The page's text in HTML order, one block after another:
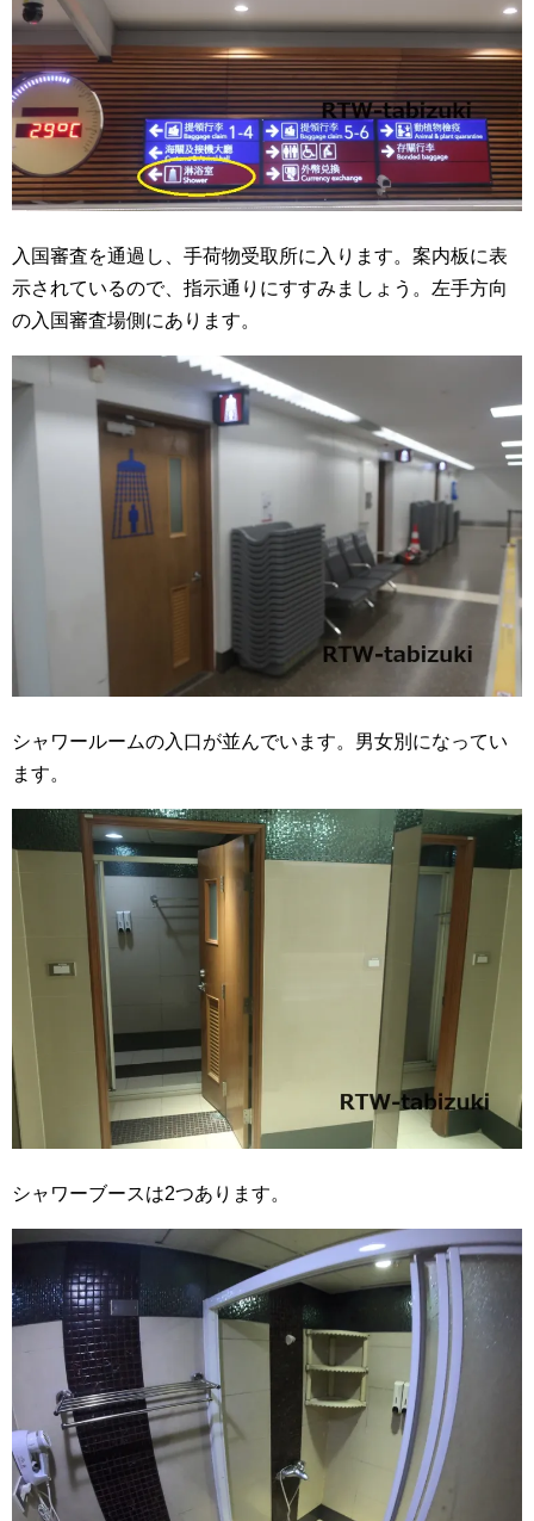
入国審査を通過し、手荷物受取所に入ります。案内板に表
示されているので、指示通りにすすみましょう。左手方向
の入国審査場側にあります。
シャワールームの入口が並んでいます。男女別になってい
ます。
シャワーブースは2つあります。